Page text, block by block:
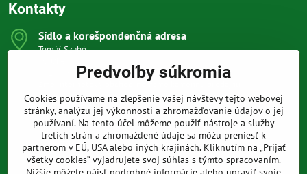
Kontakty
Sídlo a korešpondenčná adresa
Tomáš Szabó
851 03 Bratislava
Sme internetový obchod, nemáme kamennú predajňu.
0903 709 305
(08:00 - 20:00 vrátane víkendov a sviatkov)
info​@prakticke-naradie​.sk
Predvoľby súkromia
Cookies používame na zlepšenie vašej návštevy tejto webovej
stránky, analýzu jej výkonnosti a zhromažďovanie údajov o jej
používaní. Na tento účel môžeme použiť nástroje a služby
tretích strán a zhromaždené údaje sa môžu preniesť k
partnerom v EÚ, USA alebo iných krajinách. Kliknutím na „Prijať
všetky cookies“ vyjadrujete svoj súhlas s týmto spracovaním.